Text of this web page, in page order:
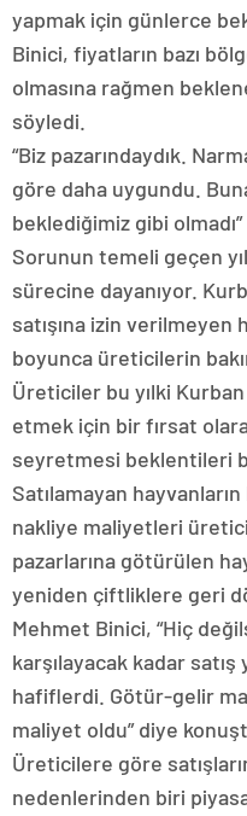
yapmak için günlerce
Binici, fiyatların bazı
olmasına rağmen
söyledi.
“Biz pazarındaydık.
göre daha uygundu.
beklediğimiz gibi olmadı”
Sorunun temeli geçen
sürecine dayanıyor.
satışına izin verilmeyen
boyunca üreticilerin
Üreticiler bu yılki Kurban
etmek için bir fırsat
seyretmesi beklentileri
Satılamayan
nakliye maliyetleri
pazarlarına götürülen
yeniden çiftliklere geri
Mehmet Binici, “Hiç
karşılayacak kadar
hafiflerdi. Götür-gelir
maliyet oldu” diye
Üreticilere göre
nedenlerinden biri